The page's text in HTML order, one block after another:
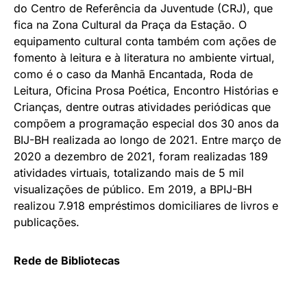
do Centro de Referência da Juventude (CRJ), que
fica na Zona Cultural da Praça da Estação. O
equipamento cultural conta também com ações de
fomento à leitura e à literatura no ambiente virtual,
como é o caso da Manhã Encantada, Roda de
Leitura, Oficina Prosa Poética, Encontro Histórias e
Crianças, dentre outras atividades periódicas que
compõem a programação especial dos 30 anos da
BIJ-BH realizada ao longo de 2021. Entre março de
2020 a dezembro de 2021, foram realizadas 189
atividades virtuais, totalizando mais de 5 mil
visualizações de público. Em 2019, a BPIJ-BH
realizou 7.918 empréstimos domiciliares de livros e
publicações.
Rede de Bibliotecas